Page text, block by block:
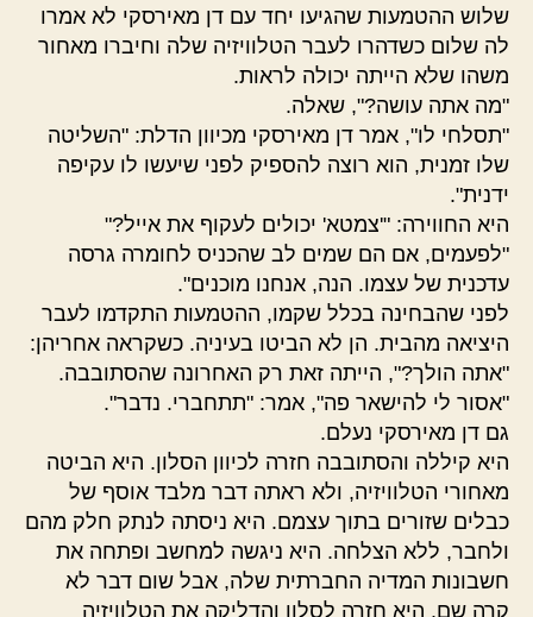
שלוש ההטמעות שהגיעו יחד עם דן מאירסקי לא אמרו
לה שלום כשדהרו לעבר הטלוויזיה שלה וחיברו מאחור
משהו שלא הייתה יכולה לראות.
"מה אתה עושה?", שאלה.
"תסלחי לו", אמר דן מאירסקי מכיוון הדלת: "השליטה
שלו זמנית, הוא רוצה להספיק לפני שיעשו לו עקיפה
ידנית".
היא החווירה: "'צמטא' יכולים לעקוף את אייל?"
"לפעמים, אם הם שמים לב שהכניס לחומרה גרסה
עדכנית של עצמו. הנה, אנחנו מוכנים".
לפני שהבחינה בכלל שקמו, ההטמעות התקדמו לעבר
היציאה מהבית. הן לא הביטו בעיניה. כשקראה אחריהן:
"אתה הולך?", הייתה זאת רק האחרונה שהסתובבה.
"אסור לי להישאר פה", אמר: "תתחברי. נדבר".
גם דן מאירסקי נעלם.
היא קיללה והסתובבה חזרה לכיוון הסלון. היא הביטה
מאחורי הטלוויזיה, ולא ראתה דבר מלבד אוסף של
כבלים שזורים בתוך עצמם. היא ניסתה לנתק חלק מהם
ולחבר, ללא הצלחה. היא ניגשה למחשב ופתחה את
חשבונות המדיה החברתית שלה, אבל שום דבר לא
קרה שם. היא חזרה לסלון והדליקה את הטלוויזיה